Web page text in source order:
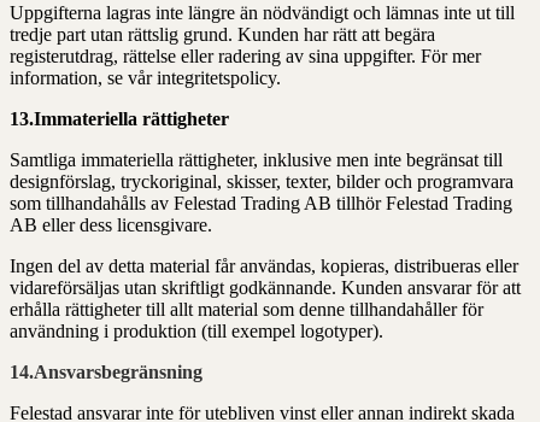
Uppgifterna lagras inte längre än nödvändigt och lämnas inte ut till
tredje part utan rättslig grund. Kunden har rätt att begära
registerutdrag, rättelse eller radering av sina uppgifter. För mer
information, se vår integritetspolicy.
13.Immateriella rättigheter
Samtliga immateriella rättigheter, inklusive men inte begränsat till
designförslag, tryckoriginal, skisser, texter, bilder och programvara
som tillhandahålls av Felestad Trading AB tillhör Felestad Trading
AB eller dess licensgivare.
Ingen del av detta material får användas, kopieras, distribueras eller
vidareförsäljas utan skriftligt godkännande. Kunden ansvarar för att
erhålla rättigheter till allt material som denne tillhandahåller för
användning i produktion (till exempel logotyper).
14.Ansvarsbegränsning
Felestad ansvarar inte för utebliven vinst eller annan indirekt skada